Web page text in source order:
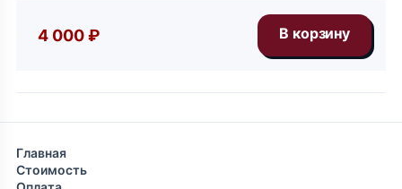
4 000 ₽
Главная
Стоимость